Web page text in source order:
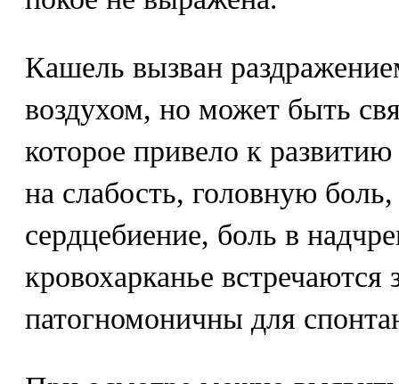
Кашель вызван
воздухом, но может быть
которое привело к
на слабость, головную
сердцебиение, боль в
кровохарканье встречаются
патогномоничны для